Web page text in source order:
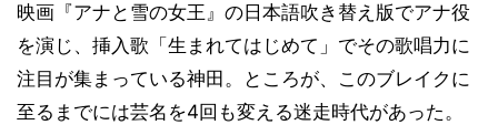
映画『アナと雪の女王』の日本語吹き替え版でアナ役
を演じ、挿入歌「生まれてはじめて」でその歌唱力に
注目が集まっている神田。ところが、このブレイクに
至るまでには芸名を4回も変える迷走時代があった。